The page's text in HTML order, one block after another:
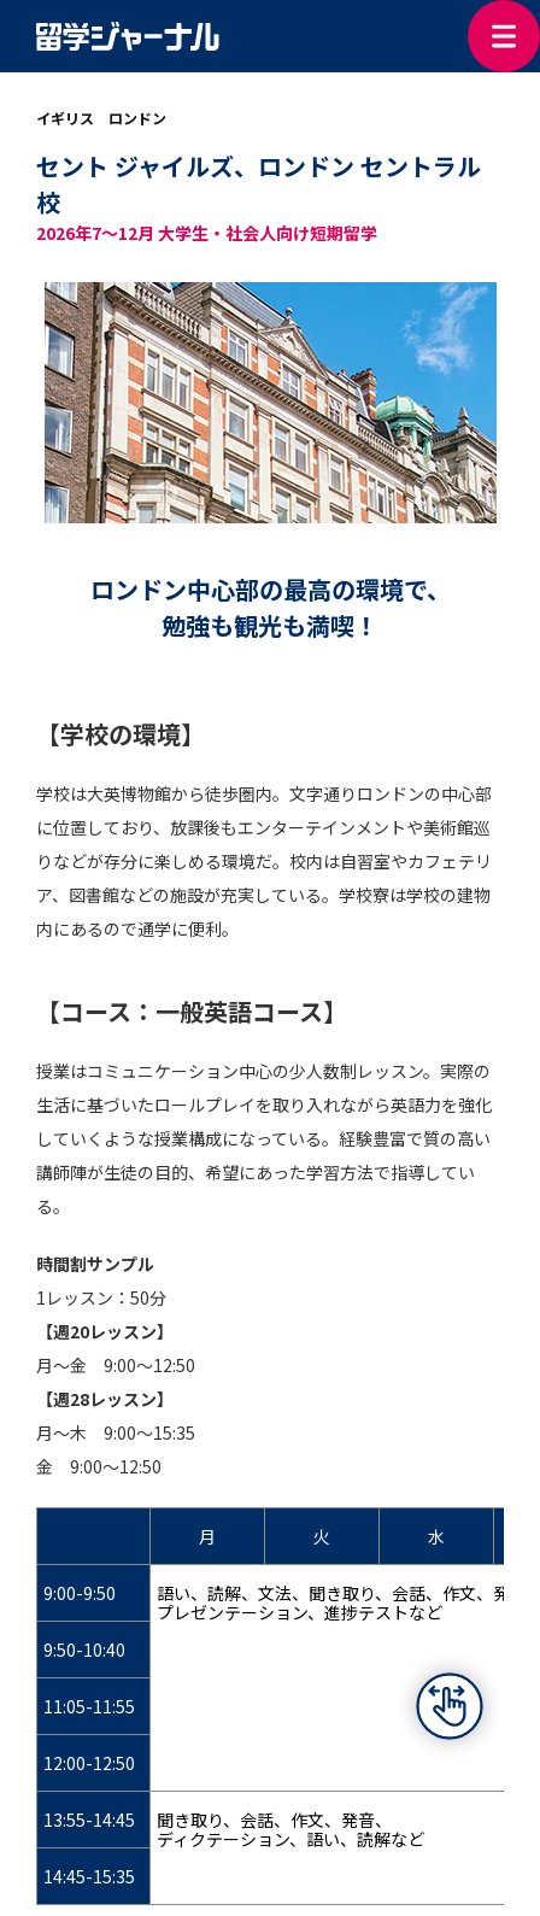
セント ジャイルズ、ロンドン セントラル
校
2026年7～12月 大学生・社会人向け短期留学
イギリス ロンドン
ロンドン中心部の最高の環境で、
勉強も観光も満喫！
【学校の環境】
学校は大英博物館から徒歩圏内。文字通りロンドンの中心部
に位置しており、放課後もエンターテインメントや美術館巡
りなどが存分に楽しめる環境だ。校内は自習室やカフェテリ
ア、図書館などの施設が充実している。学校寮は学校の建物
内にあるので通学に便利。
【コース：一般英語コース】
授業はコミュニケーション中心の少人数制レッスン。実際の
生活に基づいたロールプレイを取り入れながら英語力を強化
していくような授業構成になっている。経験豊富で質の高い
講師陣が生徒の目的、希望にあった学習方法で指導してい
る。
時間割サンプル
1レッスン：50分
【週20レッスン】
月～金 9:00～12:50
【週28レッスン】
月～木 9:00～15:35
金 9:00～12:50
月 火 水
9:00-9:50
語い、読解、文法、聞き取り、会話、作文、発音
プレゼンテーション、進捗テストなど
9:50-10:40
11:05-11:55
12:00-12:50
13:55-14:45
聞き取り、会話、作文、発音、
ディクテーション、語い、読解など
14:45-15:35